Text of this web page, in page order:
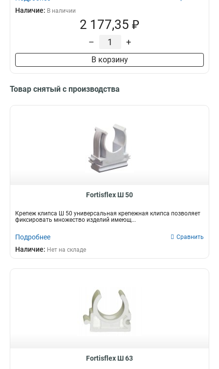
Наличие: В наличии
2 177,35 ₽
– +
В корзину
Товар снятый с производства
Fortisflex Ш 50
Крепеж клипса Ш 50 универсальная крепежная клипса позволяет
фиксировать множество изделий имеющ...
Подробнее Сравнить
Наличие: Нет на складе
Fortisflex Ш 63